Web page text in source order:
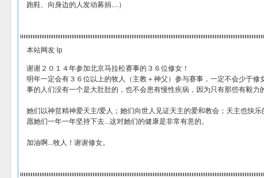
跑鞋、向身边的人发动募捐....）
本站网友 lp
谢谢２０１４年参加北京马拉松赛事的３６位修女！
明年一定会有３６位以上的牧人（主教＋神父）参与赛事，一定不会少于修
事的人们没有一个是大肚肚的，也不会患有慢性疾病，因为只有那些有毅力
她们以神贫精神爱天主/爱人；她们向世人见证天主的爱和教会；天主也快
愿她们一年一年坚持下去...这对她们的健康是非常有意的。
加油啊...牧人！谢谢修女。